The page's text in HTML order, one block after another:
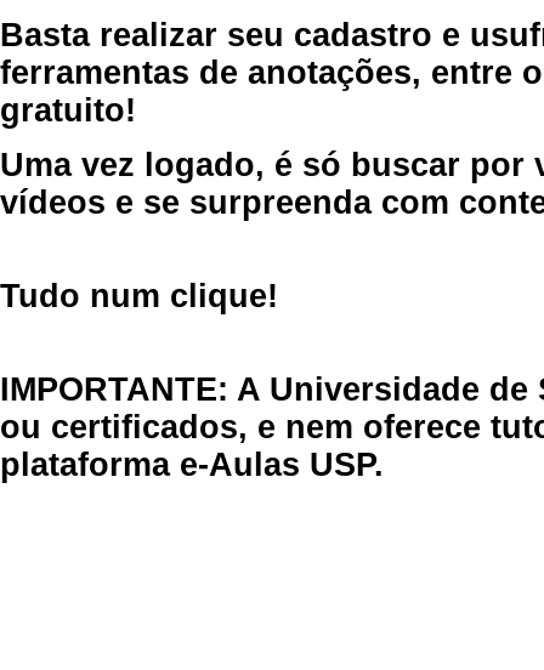
Basta realizar seu cadastro e
ferramentas de anotações, entre
gratuito!
Uma vez logado, é só buscar por
vídeos e se surpreenda com
Tudo num clique!
IMPORTANTE: A Universidade
ou certificados, e nem oferece
plataforma e-Aulas USP.